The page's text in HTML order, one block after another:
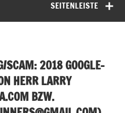
SEITENLEISTE
SCAM: 2018 GOOGLE-
HERR LARRY
BZW.